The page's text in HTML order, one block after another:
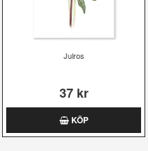
Julros
37 kr
KÖP